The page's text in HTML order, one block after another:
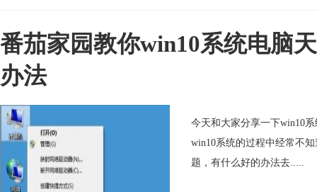
番茄家园教你win10系统电脑
办法
今天和大家分享一下win10
win10系统的过程中经常不
题，有什么好的办法去.....